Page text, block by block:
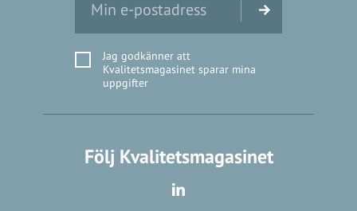
Jag godkänner att
Kvalitetsmagasinet sparar mina
uppgifter
Följ Kvalitetsmagasinet